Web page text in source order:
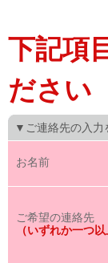
下記項
ださい
▼ご連絡先の入力
お名前
ご希望の連絡先
（いずれか一つ以